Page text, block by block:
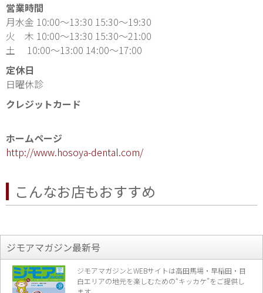
営業時間
月水金 10:00〜13:30 15:30〜19:30
火 木 10:00〜13:30 15:30〜21:00
土 10:00〜13:00 14:00〜17:00
定休日
日曜休診
クレジットカード
ホームページ
http://www.hosoya-dental.com/
こんなお店もおすすめ
ジモアマガジン最新号
ジモアマガジンとWEBサイトは高田馬場・早稲田・目
白エリアの地元を楽しむための“キッカケ”をご提供し